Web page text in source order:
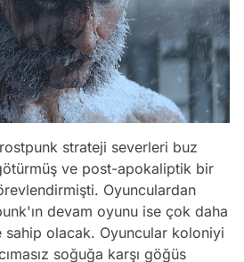
strateji severleri buz
ve post-apokaliptik bir
Oyunculardan
devam oyunu ise çok daha
sahip olacak. Oyuncular koloniyi
soğuğa karşı göğüs